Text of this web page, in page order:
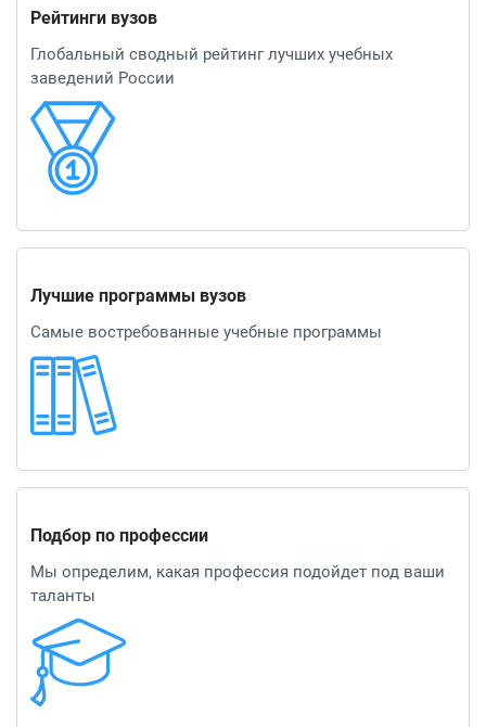
Рейтинги вузов
Глобальный сводный рейтинг лучших учебных
заведений России
Лучшие программы вузов
Самые востребованные учебные программы
Подбор по профессии
Мы определим, какая профессия подойдет под ваши
таланты